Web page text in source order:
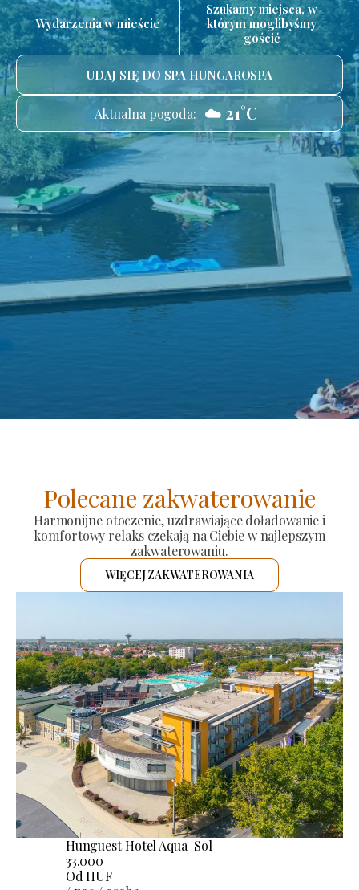
Wydarzenia w mieście
Szukamy miejsca, w
którym moglibyśmy
gościć
UDAJ SIĘ DO SPA HUNGAROSPA
Aktualna pogoda: ☁️ 21°C
Polecane zakwaterowanie
Harmonijne otoczenie, uzdrawiające doładowanie i
komfortowy relaks czekają na Ciebie w najlepszym
zakwaterowaniu.
WIĘCEJ ZAKWATEROWANIA
Hunguest Hotel Aqua-Sol
33.000
Od HUF